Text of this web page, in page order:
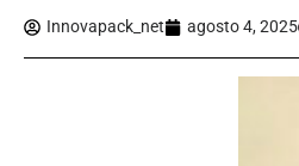
Innovapack_net agosto 4, 2025